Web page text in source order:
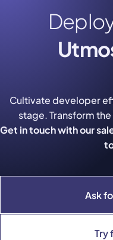
Ask
Try
Cultivate developer
stage. Transform
Get in touch with our